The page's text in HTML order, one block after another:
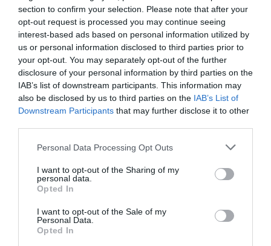
section to confirm your selection. Please note that after your
opt-out request is processed you may continue seeing
interest-based ads based on personal information utilized by
us or personal information disclosed to third parties prior to
your opt-out. You may separately opt-out of the further
disclosure of your personal information by third parties on the
IAB’s list of downstream participants. This information may
also be disclosed by us to third parties on the IAB’s List of
Downstream Participants that may further disclose it to other
Personal Data Processing Opt Outs
I want to opt-out of the Sharing of my
personal data.
Opted In
I want to opt-out of the Sale of my
Personal Data.
Opted In
Eισιτήρια:
Είσοδος ελεύθερη
Πληροφορίες / Κρατήσεις:
Τηλ.: 2103611206 |thf.gr
Ακολουθήστε το Culturenow.gr στοGoogle Newsκαι
μάθετε πρώτοι όλες τις ειδήσεις
Δείτε όλα τατελευταία νέαγια την Τέχνη και τον
Πολιτισμό στοCulturenow.gr
Νέοι Διαγωνισμοί❯